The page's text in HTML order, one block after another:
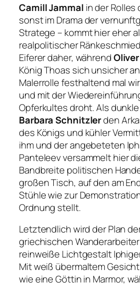
Camill Jammal in der Rolles
sonst im Drama der
Stratege – kommt hier eher
realpolitischer
Eiferer daher, während
König Thoas sich unsicher
Malerrolle festhaltend mal
und mit der
Opferkultes droht. Als
Barbara Schnitzlerden
des Königs und kühler
ihm und der angebeteten
Panteleev versammelt hier
Bandbreite politischen
großen Tisch, auf den am
Stühle wie zur
Ordnung stellt.
Letztendlich wird der Plan
griechischen
reinweiße Lichtgestalt
Mit weiß übermaltem
wie eine Göttin in Marmor,